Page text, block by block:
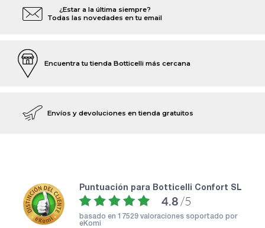
¿Estar a la última siempre?
Todas las novedades en tu email
Encuentra tu tienda Botticelli más cercana
Envíos y devoluciones en tienda gratuitos
puntuación para Botticelli Confort SL
4.8 /5
basado en 17529 valoraciones soportado por
eKomi